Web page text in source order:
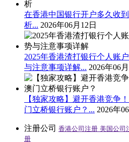
在香港中国银行开户多久收
析... 2026年06月12日
2025年香港渣打银行个人账
与注意事项详解... 2026年06
【独家攻略】避开香港竞争
门立桥银行账户？... 2026年
注册公司 香港公司注册 美国公司
册